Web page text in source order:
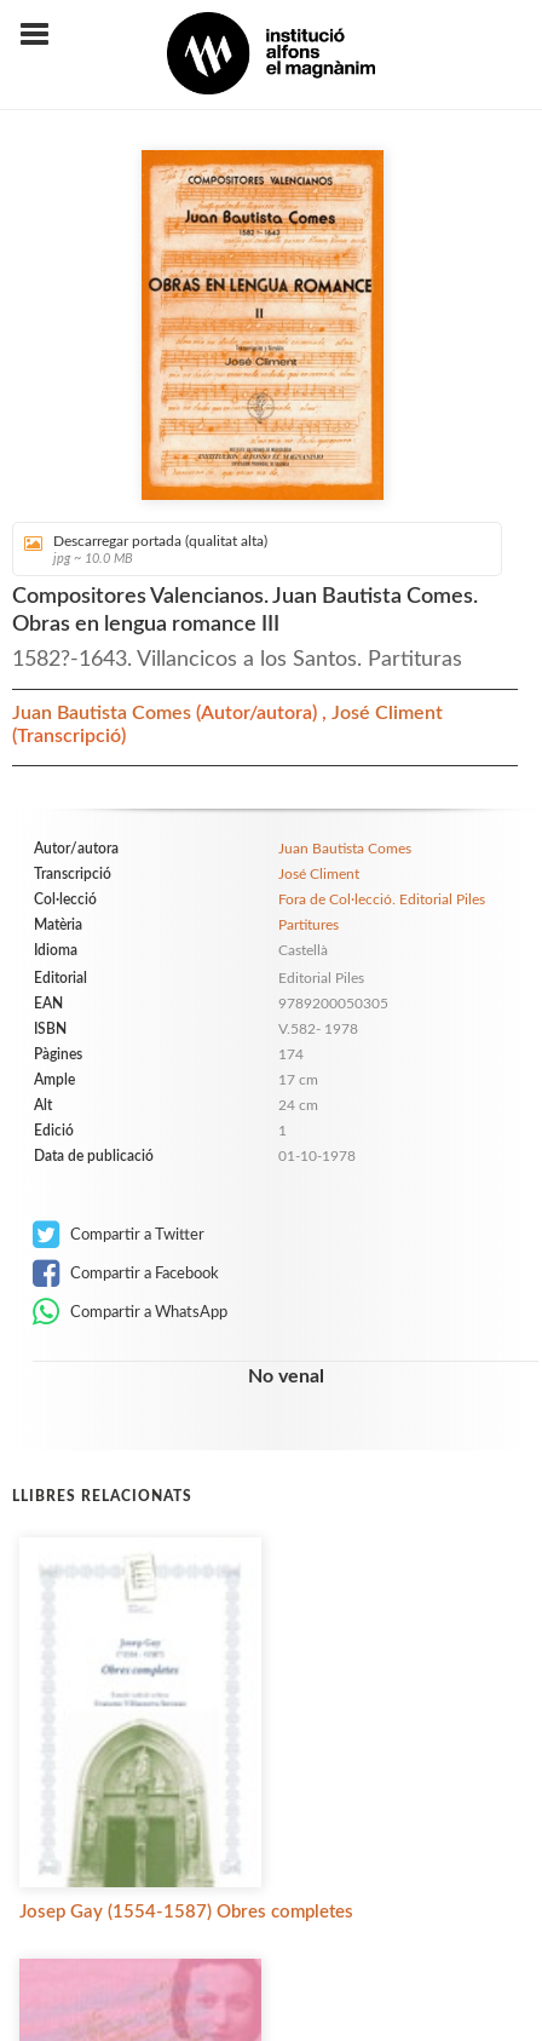
Descarregar portada (qualitat alta)
jpg ~ 10.0 MB
Compositores Valencianos. Juan Bautista Comes.
Obras en lengua romance III
1582?-1643. Villancicos a los Santos. Partituras
Juan Bautista Comes (Autor/autora) , José Climent
(Transcripció)
Autor/autora
Juan Bautista Comes
Transcripció
José Climent
Col·lecció
Fora de Col·lecció. Editorial Piles
Matèria
Partitures
Idioma
Castellà
Editorial
Editorial Piles
EAN
9789200050305
ISBN
V.582- 1978
Pàgines
174
Ample
17 cm
Alt
24 cm
Edició
1
Data de publicació
01-10-1978
Compartir a Twitter
Compartir a Facebook
Compartir a WhatsApp
No venal
LLIBRES RELACIONATS
Josep Gay (1554-1587) Obres completes